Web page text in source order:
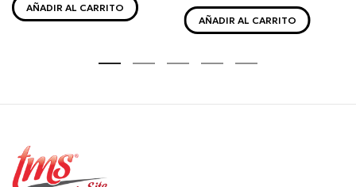
AÑADIR AL CARRITO
AÑADIR AL CARRITO